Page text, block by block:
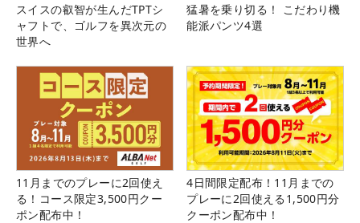
スイスの叡智が生んだTPTシ
ャフトで、ゴルフを異次元の
世界へ
猛暑を乗り切る！ こだわり機
能派パンツ4選
11月までのプレーに2回使え
る！コース限定3,500円クー
ポン配布中！
4日間限定配布！11月までの
プレーに2回使える1,500円分
クーポン配布中！